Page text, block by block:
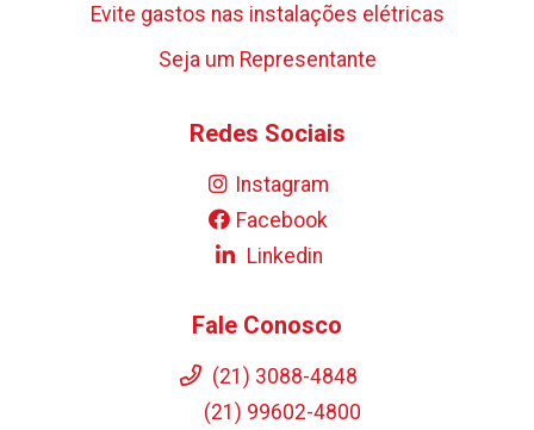
Evite gastos nas instalações elétricas
Seja um Representante
Redes Sociais
Instagram
Facebook
Linkedin
Fale Conosco
(21) 3088-4848
(21) 99602-4800